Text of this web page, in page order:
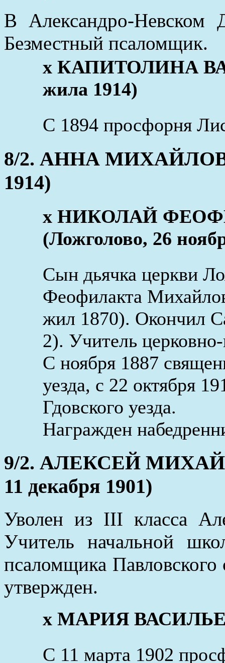
В Александро-
Безместный псаломщик.
x КАПИТОЛИНА
жила 1914)
С 1894 просфорня
8/2. АННА
1914)
x НИКОЛАЙ
(Ложголово, 26
Сын дьячка церкви
Феофилакта
жил 1870). Окончил
2). Учитель
С ноября 1887
уезда, с 22 октября
Гдовского уезда.
Награжден
9/2. АЛЕКСЕЙ
11 декабря 1901)
Уволен из III класса
Учитель начальной
псаломщика
утвержден.
x МАРИЯ
С 11 марта 1902